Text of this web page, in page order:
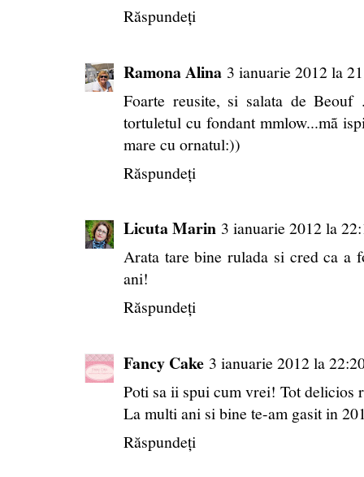
Răspundeți
Ramona Alina 3 ianuarie 2012 la
Foarte reusite, si salata de
tortuletul cu fondant mmlow...mã
mare cu ornatul:))
Răspundeți
Licuta Marin 3 ianuarie 2012 la
Arata tare bine rulada si cred ca a
ani!
Răspundeți
Fancy Cake 3 ianuarie 2012 la
Poti sa ii spui cum vrei! Tot delicios
La multi ani si bine te-am gasit in
Răspundeți